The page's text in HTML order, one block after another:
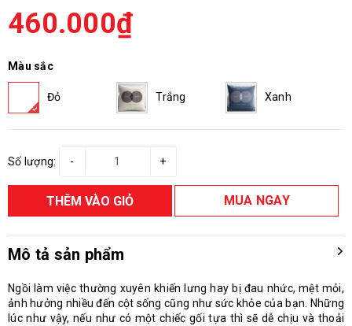
460.000₫
Màu sắc
Đỏ Trắng Xanh
Số lượng: +
-
THÊM VÀO GIỎ MUA NGAY
Mô tả sản phẩm
Ngồi làm việc thường xuyên khiến lưng hay bị đau nhức, mệt mỏi,
ảnh hưởng nhiều đến cột sống cũng như sức khỏe của bạn. Những
lúc như vậy, nếu như có một chiếc gối tựa thì sẽ dễ chịu và thoải